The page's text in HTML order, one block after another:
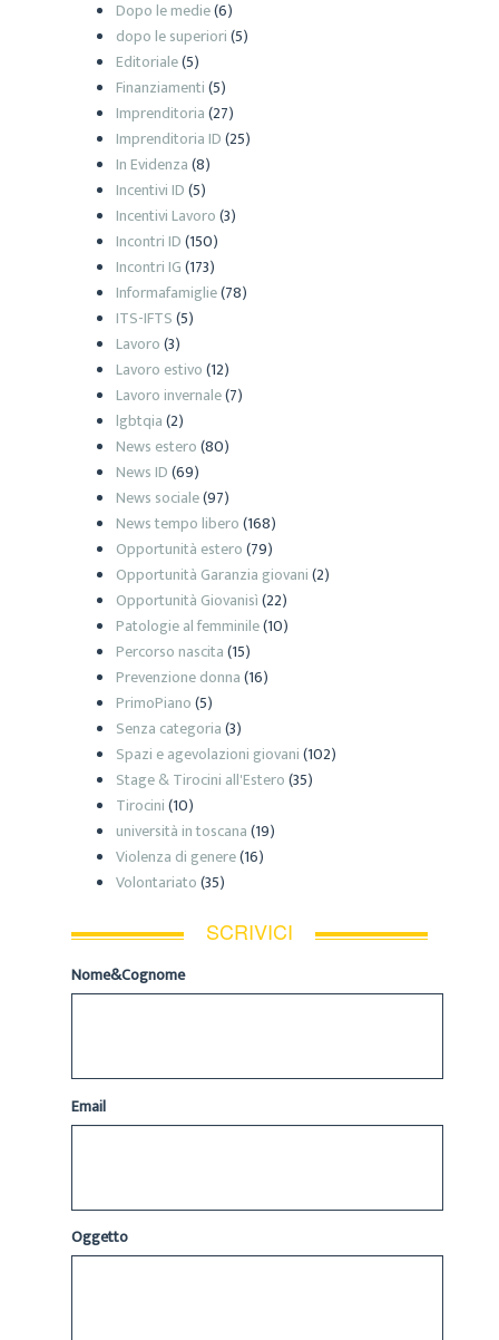
Dopo le medie(6)
dopo le superiori(5)
Editoriale(5)
Finanziamenti(5)
Imprenditoria(27)
Imprenditoria ID(25)
In Evidenza(8)
Incentivi ID(5)
Incentivi Lavoro(3)
Incontri ID(150)
Incontri IG(173)
Informafamiglie(78)
ITS-IFTS(5)
Lavoro(3)
Lavoro estivo(12)
Lavoro invernale(7)
lgbtqia(2)
News estero(80)
News ID(69)
News sociale(97)
News tempo libero(168)
Opportunità estero(79)
Opportunità Garanzia giovani(2)
Opportunità Giovanisì(22)
Patologie al femminile(10)
Percorso nascita(15)
Prevenzione donna(16)
PrimoPiano(5)
Senza categoria(3)
Spazi e agevolazioni giovani(102)
Stage & Tirocini all'Estero(35)
Tirocini(10)
università in toscana(19)
Violenza di genere(16)
Volontariato(35)
SCRIVICI
Nome&Cognome
Email
Oggetto